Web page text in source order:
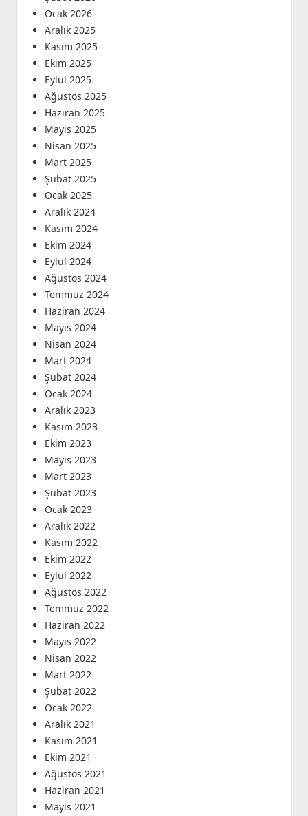
Ocak 2026
Aralık 2025
Kasım 2025
Ekim 2025
Eylül 2025
Ağustos 2025
Haziran 2025
Mayıs 2025
Nisan 2025
Mart 2025
Şubat 2025
Ocak 2025
Aralık 2024
Kasım 2024
Ekim 2024
Eylül 2024
Ağustos 2024
Temmuz 2024
Haziran 2024
Mayıs 2024
Nisan 2024
Mart 2024
Şubat 2024
Ocak 2024
Aralık 2023
Kasım 2023
Ekim 2023
Mayıs 2023
Mart 2023
Şubat 2023
Ocak 2023
Aralık 2022
Kasım 2022
Ekim 2022
Eylül 2022
Ağustos 2022
Temmuz 2022
Haziran 2022
Mayıs 2022
Nisan 2022
Mart 2022
Şubat 2022
Ocak 2022
Aralık 2021
Kasım 2021
Ekim 2021
Ağustos 2021
Haziran 2021
Mayıs 2021